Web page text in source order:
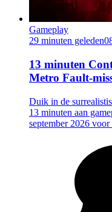
Gameplay
29 minuten geleden
13 minuten
Metro Fault-
Duik in de
13 minuten aan
september 2026